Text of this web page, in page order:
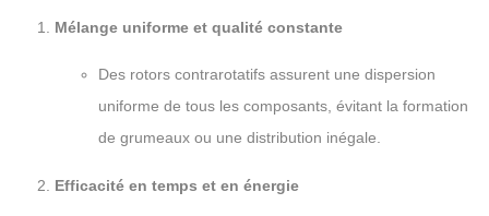
Mélange uniforme et qualité constante
Des rotors contrarotatifs assurent une dispersion
uniforme de tous les composants, évitant la formation
de grumeaux ou une distribution inégale.
Efficacité en temps et en énergie